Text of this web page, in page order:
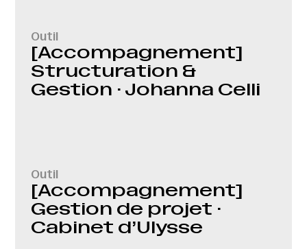
Outil
[Accompagnement]
Structuration &
Gestion · Johanna Celli
Outil
[Accompagnement]
Gestion de projet ·
Cabinet d’Ulysse